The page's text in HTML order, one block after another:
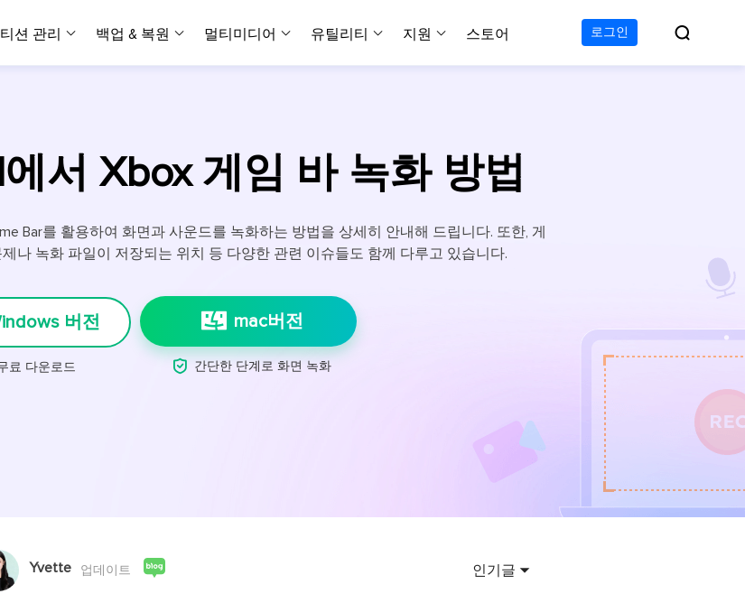
이터 복구 마법사 Mac
데이터 복구
(iOS & Android)
바일 데이터 복구
티션 복구
어버린 파티션 복구하기
데이터 복구 무료
데이터 복구 프로
휴지통 비우기 복구
SD 카드 데이터 복구
USB 데이터 복구
데이터 복구 테크니션
데이터 복구 무료
데이터 복구 프로
Android기기
데이터 복구 프로
데이터 복구 App
손상된 동영상 복구
손상된 사진 복구
온라인 동영상 복구
온리인 사진 복구
온리인 파일 복구
션 관리
파티션 마스터 Mac
파티션 마스터 기업
비지니스 디스크 관리 최적화 프로그램
디스크 복제
HDD/SSD 복제 프로그램
하드 디스크 복제 테크니션
백업 & 복원
투두 백업 기업버전
워크스테이션 및 서버 백업 솔루션
투두 백업 테크니션
비지니스 백업 솔루션
중앙 집중식 솔루션
중앙 관리 콘솔
중앙 집중식 백업 전략
투두 백업 Mac
멀티미디어
비디오/오디오/웹캠 녹화
무료 컴퓨터 캡쳐 도구
비디오 툴깃
비디오 에디터
고품질 콘텐츠 생성을 위한 AI 워크플로우
유틸리티
도구
품
AppMove
로컬 디스크 간에 앱 전송
무비무버
iPhone 데이터 전송
ChatTrans
간편한 전송 백업 및 복원 도구
OS2Go
Windows To Go 제작자
PC 전송 테크니션
지원
다운로드
설치 프로그램 다운로드
스토어 로그인 
에서 Xbox 게임 바 녹화 방법
Bar를 활용하여 화면과 사운드를 녹화하는 방법을 상세히 안내해 드립니다. 또한, 게
나 녹화 파일이 저장되는 위치 등 다양한 관련 이슈들도 함께 다루고 있습니다.
버전
료 다운로드
mac버전
 간단한 단계로 화면 녹화
Yvette 업데이트 인기글